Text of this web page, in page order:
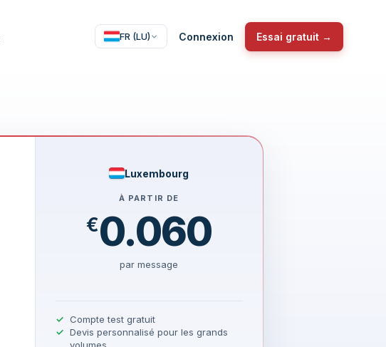
FR (LU) Connexion Essai gratuit →
Luxembourg
À PARTIR DE
€0.060
par message
Compte test gratuit
Devis personnalisé pour les grands
volumes